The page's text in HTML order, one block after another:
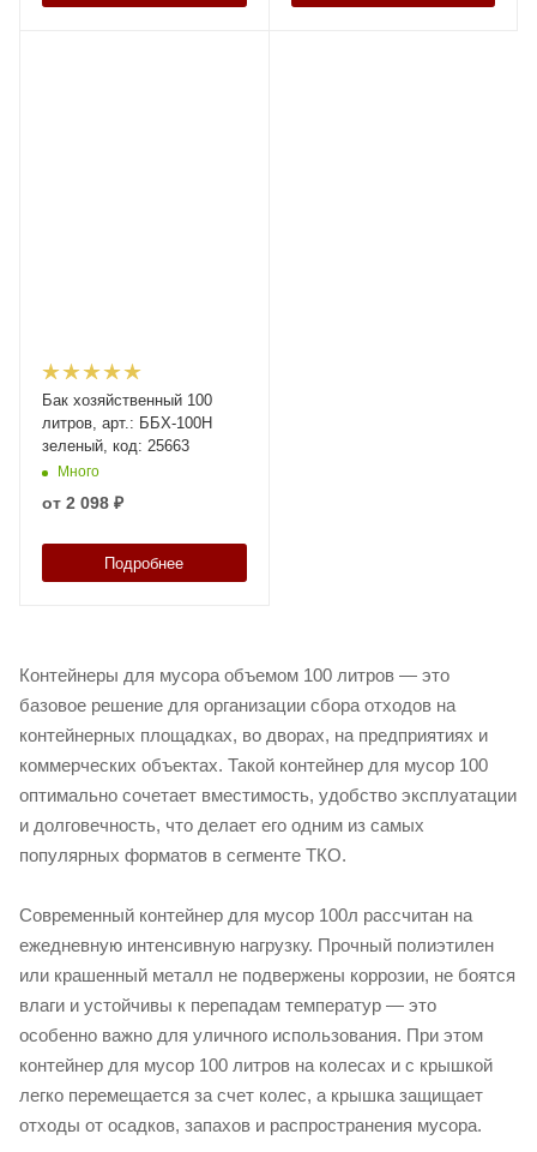
Бак хозяйственный 100
литров, арт.: ББХ-100Н
зеленый, код: 25663
Много
от 2 098 ₽
Подробнее
Контейнеры для мусора объемом 100 литров — это
базовое решение для организации сбора отходов на
контейнерных площадках, во дворах, на предприятиях и
коммерческих объектах. Такой контейнер для мусор 100
оптимально сочетает вместимость, удобство эксплуатации
и долговечность, что делает его одним из самых
популярных форматов в сегменте ТКО.
Современный контейнер для мусор 100л рассчитан на
ежедневную интенсивную нагрузку. Прочный полиэтилен
или крашенный металл не подвержены коррозии, не боятся
влаги и устойчивы к перепадам температур — это
особенно важно для уличного использования. При этом
контейнер для мусор 100 литров на колесах и с крышкой
легко перемещается за счет колес, а крышка защищает
отходы от осадков, запахов и распространения мусора.